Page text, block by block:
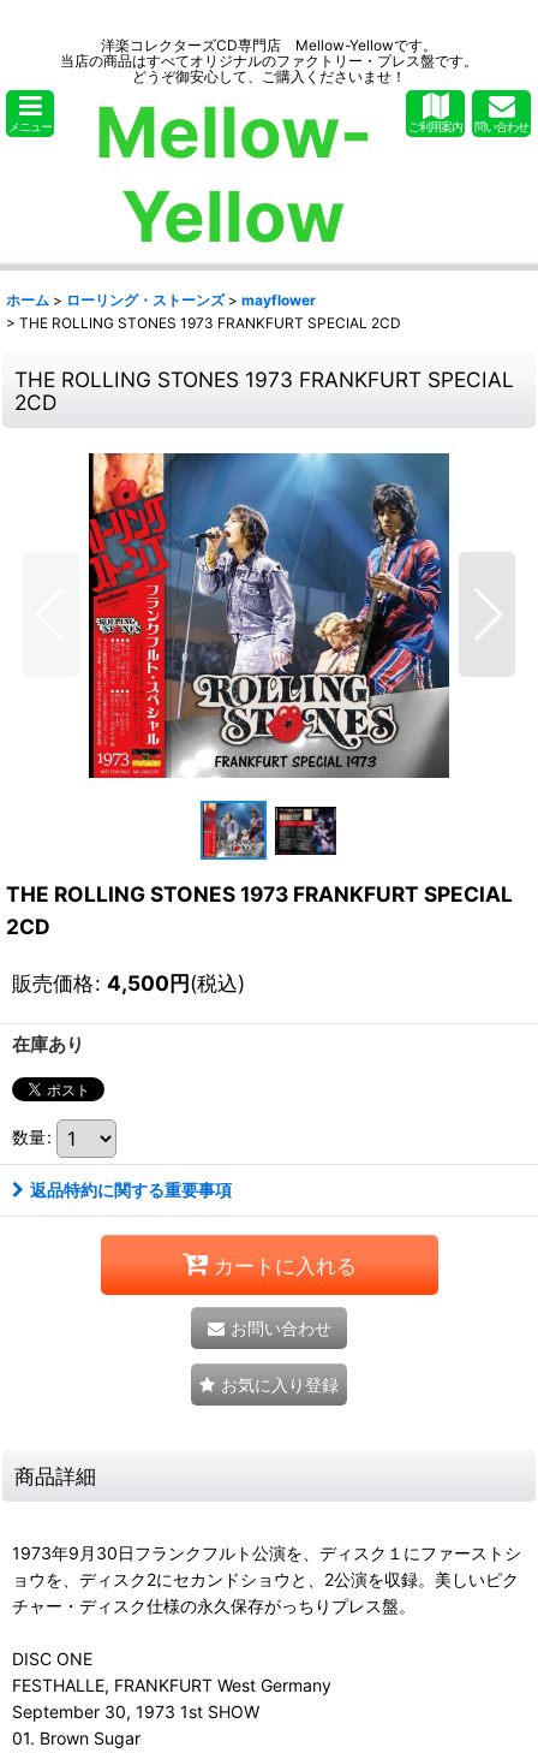
洋楽コレクターズCD専門店 Mellow-Yellowです。
当店の商品はすべてオリジナルのファクトリー・プレス盤です。
どうぞ御安心して、ご購入くださいませ！
メニュー
Mellow-
Yellow
ご利用案内 問い合わせ
ホーム > ローリング・ストーンズ > mayflower
> THE ROLLING STONES 1973 FRANKFURT SPECIAL 2CD
THE ROLLING STONES 1973 FRANKFURT SPECIAL
2CD
THE ROLLING STONES 1973 FRANKFURT SPECIAL
2CD
販売価格: 4,500円(税込)
在庫あり
数量:
返品特約に関する重要事項
カートに入れる
お問い合わせ
お気に入り登録
商品詳細
1973年9月30日フランクフルト公演を、ディスク１にファーストシ
ョウを、ディスク2にセカンドショウと、2公演を収録。美しいピク
チャー・ディスク仕様の永久保存がっちりプレス盤。
DISC ONE
FESTHALLE, FRANKFURT West Germany
September 30, 1973 1st SHOW
01. Brown Sugar